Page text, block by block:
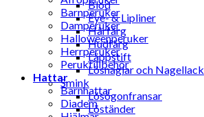
Blod
Eye- & Lipliner
Hårfärg
Hudfärg
Läppstift
Lösnaglar och Nagellack
Smink
Lösögonfransar
Löständer
Barnperuker
Damperuker
Halloweenperuker
Herrperuker
Peruktillbehör
Hattar
Barnhattar
Diadem